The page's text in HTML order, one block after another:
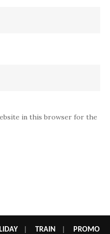
in this browser for the
| TRAIN PROMO